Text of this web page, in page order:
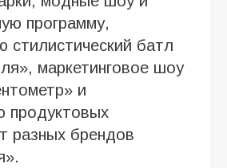
программу,
батл
маркетинговое шоу
и
продуктовых
разных брендов